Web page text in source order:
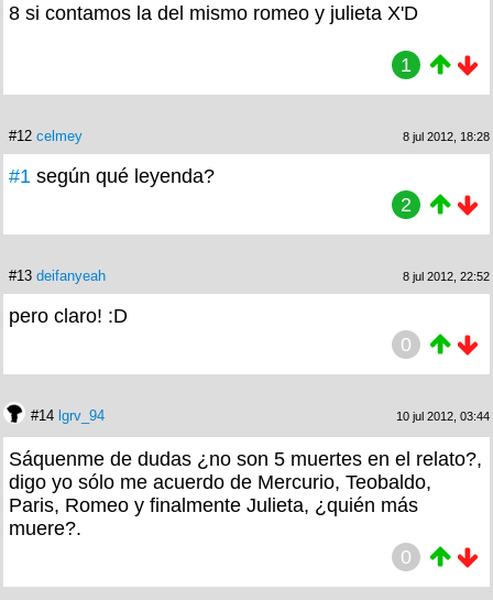
8 si contamos la del mismo romeo y julieta X'D
1
#12 celmey 8 jul 2012, 18:28
#1 según qué leyenda?
2
#13 deifanyeah 8 jul 2012, 22:52
pero claro! :D
0
#14 lgrv_94 10 jul 2012, 03:44
Sáquenme de dudas ¿no son 5 muertes en el relato?,
digo yo sólo me acuerdo de Mercurio, Teobaldo,
Paris, Romeo y finalmente Julieta, ¿quién más
muere?.
0